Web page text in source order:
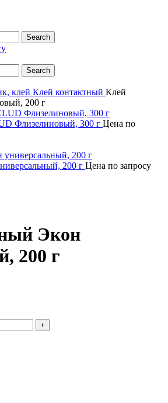
Search
Search
клей Клей контактный Клей
200 г
Флизелиновый, 300 г Цена по
200 г Цена по запросу
Экон
200 г